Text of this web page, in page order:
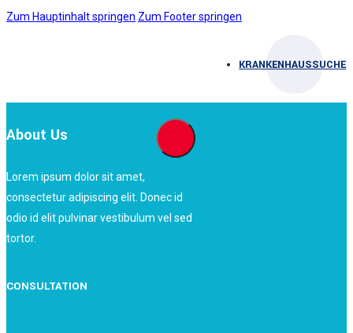
Zum Hauptinhalt springen Zum Footer springen
KRANKENHAUSSUCHE
About Us
Lorem ipsum dolor sit amet,
consectetur adipiscing elit. Donec id
odio id elit pulvinar vestibulum vel sed
tortor.
CONSULTATION